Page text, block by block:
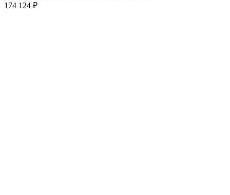
174 124 ₽